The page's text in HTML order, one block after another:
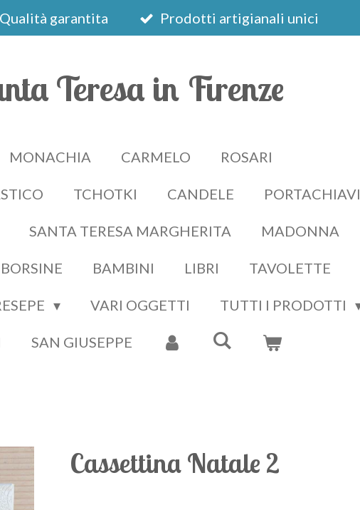
Qualità garantita Prodotti artigianali unici
Teresa in Firenze
MONACHIA CARMELO ROSARI
TCHOTKI CANDELE PORTACHIAVI
SANTA TERESA MARGHERITA MADONNA
BORSINE BAMBINI LIBRI TAVOLETTE
VARI OGGETTI TUTTI I PRODOTTI
SAN GIUSEPPE
Cassettina Natale 2